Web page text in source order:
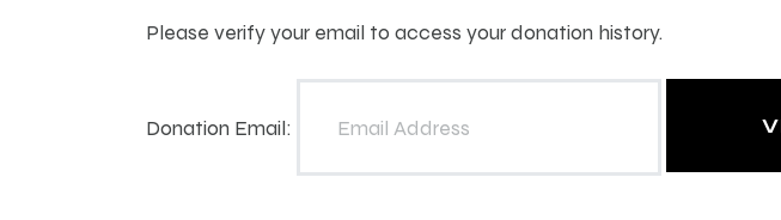
Please verify your email to access your donation history.
Donation Email: